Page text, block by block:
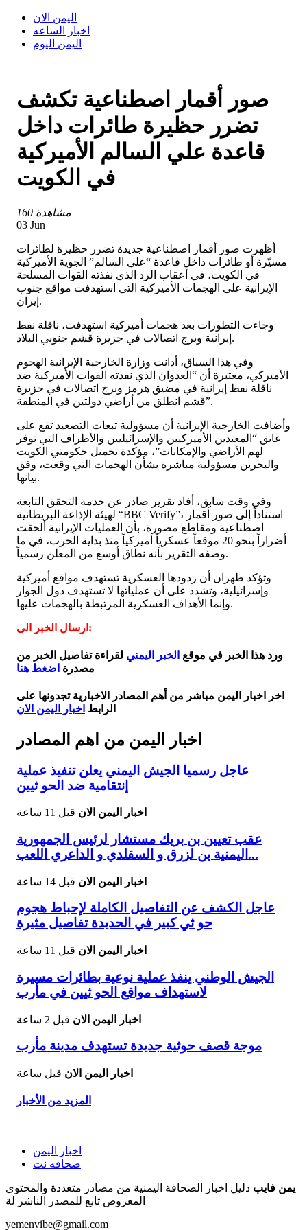
اليمن الان
اخبار الساعه
اليمن اليوم
صور أقمار اصطناعية تكشف
تضرر حظيرة طائرات داخل
قاعدة علي السالم الأميركية
في الكويت
160 مشاهدة
03 Jun
أظهرت صور أقمار اصطناعية جديدة تضرر حظيرة لطائرات
مسيّرة أو طائرات داخل قاعدة “علي السالم” الجوية الأميركية
في الكويت، في أعقاب الرد الذي نفذته القوات المسلحة
الإيرانية على الهجمات الأميركية التي استهدفت مواقع جنوب
إيران.
وجاءت التطورات بعد هجمات أميركية استهدفت، ناقلة نفط
إيرانية وبرج اتصالات في جزيرة قشم جنوبي البلاد.
وفي هذا السياق، أدانت وزارة الخارجية الإيرانية الهجوم
الأميركي، معتبرة أن “العدوان الذي نفذته القوات الأميركية ضد
ناقلة نفط إيرانية في مضيق هرمز وبرج اتصالات في جزيرة
قشم انطلق من أراضي دولتين في المنطقة”.
وأضافت الخارجية الإيرانية أن مسؤولية تبعات التصعيد تقع على
عاتق “المعتدين الأميركيين والإسرائيليين والأطراف التي توفر
لهم الأراضي والإمكانات”، مؤكدة تحميل حكومتي الكويت
والبحرين مسؤولية مباشرة بشأن الهجمات التي وقعت، وفق
بيانها.
وفي وقت سابق، أفاد تقرير صادر عن خدمة التحقق التابعة
لهيئة الإذاعة البريطانية “BBC Verify”، استناداً إلى صور أقمار
اصطناعية ومقاطع مصورة، بأن العمليات الإيرانية ألحقت
أضراراً بنحو 20 موقعاً عسكرياً أميركياً منذ بداية الحرب، في ما
وصفه التقرير بأنه نطاق أوسع من المعلن رسمياً.
وتؤكد طهران أن ردودها العسكرية تستهدف مواقع أميركية
وإسرائيلية، وتشدد على أن عملياتها لا تستهدف دول الجوار
وإنما الأهداف العسكرية المرتبطة بالهجمات عليها.
ارسال الخبر الى:
ورد هذا الخبر في موقع الخبر اليمني لقراءة تفاصيل الخبر من
مصدرة اضغط هنا
اخر اخبار اليمن مباشر من أهم المصادر الاخبارية تجدونها على
الرابط اخبار اليمن الان
اخبار اليمن من اهم المصادر
عاجل رسميا الجيش اليمني يعلن تنفيذ عملية
إنتقامية ضد الحو ثيين
اخبار اليمن الان قبل 11 ساعة
عقب تعيين بن بريك مستشار لرئيس الجمهورية
اليمنية بن لزرق و السقلدي و الداعري اللعب...
اخبار اليمن الان قبل 14 ساعة
عاجل الكشف عن التفاصيل الكاملة لإحباط هجوم
حو ثي كبير في الحديدة تفاصيل مثيرة
اخبار اليمن الان قبل 11 ساعة
الجيش الوطني ينفذ عملية نوعية بطائرات مسيرة
لاستهداف مواقع الحو ثيين في مأرب
اخبار اليمن الان قبل 2 ساعة
موجة قصف حوثية جديدة تستهدف مدينة مأرب
اخبار اليمن الان قبل ساعة
المزيد من الأخبار
اخبار اليمن
صحافه نت
يمن فايب دليل اخبار الصحافة اليمنية من مصادر متعددة والمحتوى
المعروض تابع للمصدر الناشر لة
yemenvibe@gmail.com